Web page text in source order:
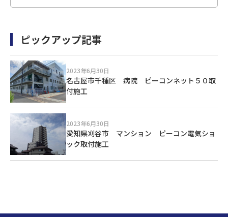
ピックアップ記事
2023年6月30日
名古屋市千種区 病院 ピーコンネット５０取
付施工
2023年6月30日
愛知県刈谷市 マンション ピーコン電気ショ
ック取付施工